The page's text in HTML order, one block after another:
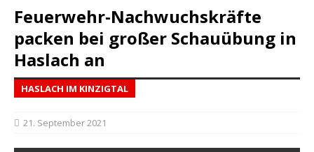
Feuerwehr-Nachwuchskräfte
packen bei großer Schauübung in
Haslach an
HASLACH IM KINZIGTAL
21. September 2021